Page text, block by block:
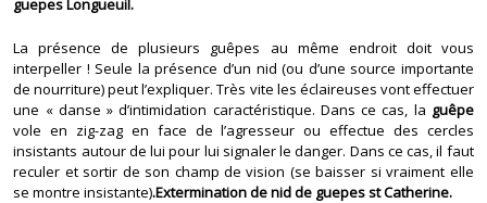
guepes Longueuil.
La présence de plusieurs guêpes au même endroit doit vous
interpeller ! Seule la présence d’un nid (ou d’une source importante
de nourriture) peut l’expliquer. Très vite les éclaireuses vont effectuer
une « danse » d’intimidation caractéristique. Dans ce cas, la guêpe
vole en zig-zag en face de l’agresseur ou effectue des cercles
insistants autour de lui pour lui signaler le danger. Dans ce cas, il faut
reculer et sortir de son champ de vision (se baisser si vraiment elle
se montre insistante).Extermination de nid de guepes st Catherine.